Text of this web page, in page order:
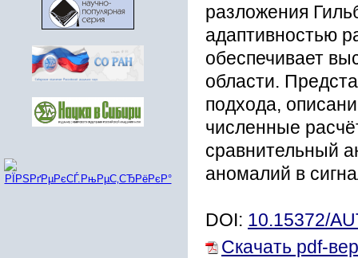
разложения
адаптивностью
обеспечивает
области.
подхода,
численные
сравнительный
аномалий в
DOI: 10.15372/
Скачать pdf-